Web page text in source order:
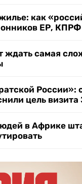
как
ЕР,
ждать самая
России»:
цель визита
в Африке